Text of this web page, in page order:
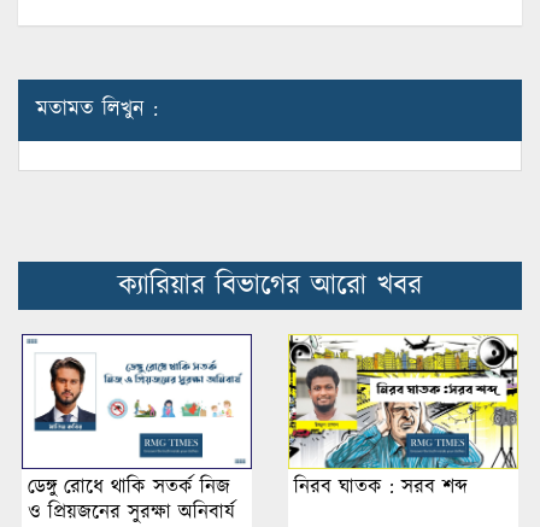
মতামত লিখুন :
ক্যারিয়ার বিভাগের আরো খবর
ডেঙ্গু রোধে থাকি সতর্ক নিজ
ও প্রিয়জনের সুরক্ষা অনিবার্য
নিরব ঘাতক : সরব শব্দ